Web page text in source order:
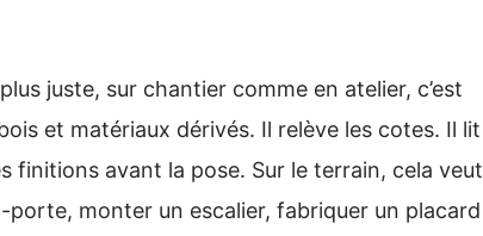
juste, sur chantier comme en atelier, c’est
et matériaux dérivés. Il relève les cotes. Il lit
finitions avant la pose. Sur le terrain, cela veut
monter un escalier, fabriquer un placard